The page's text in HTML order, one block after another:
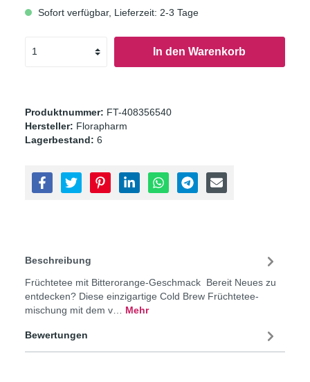
Sofort verfügbar, Lieferzeit: 2-3 Tage
In den Warenkorb
Produktnummer: FT-408356540
Hersteller: Florapharm
Lagerbestand: 6
Beschreibung
Früchtetee mit Bitterorange-Geschmack Bereit Neues zu
entdecken? Diese einzigartige Cold Brew Früchtetee­
mischung mit dem v… Mehr
Bewertungen